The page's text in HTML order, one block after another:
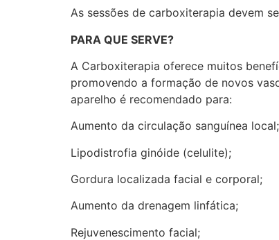
As sessões de carboxiterapia devem
PARA QUE SERVE?
A Carboxiterapia oferece muitos
promovendo a formação de novos
aparelho é recomendado para:
Aumento da circulação sanguínea local;
Lipodistrofia ginóide (celulite);
Gordura localizada facial e corporal;
Aumento da drenagem linfática;
Rejuvenescimento facial;